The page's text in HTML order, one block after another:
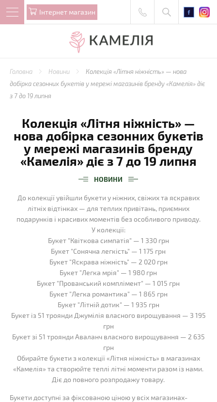
Iнтернет магазин
Головна Новини
Колекція «Літня ніжність» — нова
добірка сезонних букетів у мережі магазинів бренду «Камелія» діє
з 7 до 19 липня
Колекція «Літня ніжність» —
нова добірка сезонних букетів
у мережі магазинів бренду
«Камелія» діє з 7 до 19 липня
НОВИНИ
До колекції увійшли букети у ніжних, свіжих та яскравих
літніх відтінках — для теплих привітань, приємних
подарунків і красивих моментів без особливого приводу.
У колекції:
Букет "Квіткова симпатія" — 1 330 грн
Букет "Сонячна легкість" — 1 175 грн
Букет "Яскрава ніжність" — 2 020 грн
Букет "Легка мрія" — 1 980 грн
Букет "Прованський комплімент" — 1 015 грн
Букет "Легка романтика" — 1 865 грн
Букет "Літній дотик" — 1 935 грн
Букет із 51 троянди Джумілія власного вирощування — 3 195
грн
Букет зі 51 троянди Аваланч власного вирощування — 2 635
грн
Обирайте букети з колекції «Літня ніжність» в магазинах
«Камелія» та створюйте теплі літні моменти разом із нами.
Діє до повного розпродажу товару.
Букети доступні за фіксованою ціною у всіх магазинах-